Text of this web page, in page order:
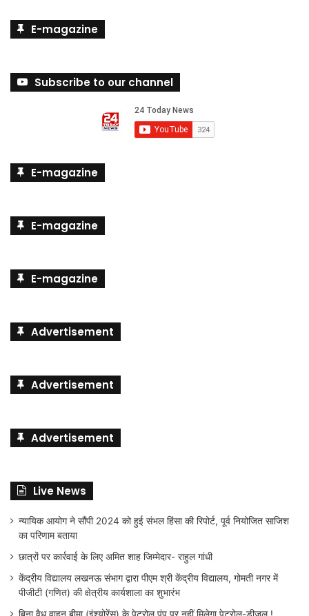
E-magazine
Subscribe to our channel
E-magazine
E-magazine
E-magazine
Advertisement
Advertisement
Advertisement
Live News
न्यायिक आयोग ने सौंपी 2024 को हुई संभल हिंसा की रिपोर्ट, पूर्व नियोजित साजिश
का परिणाम बताया
छात्रों पर कार्रवाई के लिए अमित शाह जिम्मेदार- राहुल गांधी
केंद्रीय विद्यालय लखनऊ संभाग द्वारा पीएम श्री केंद्रीय विद्यालय, गोमती नगर में
पीजीटी (गणित) की क्षेत्रीय कार्यशाला का शुभारंभ